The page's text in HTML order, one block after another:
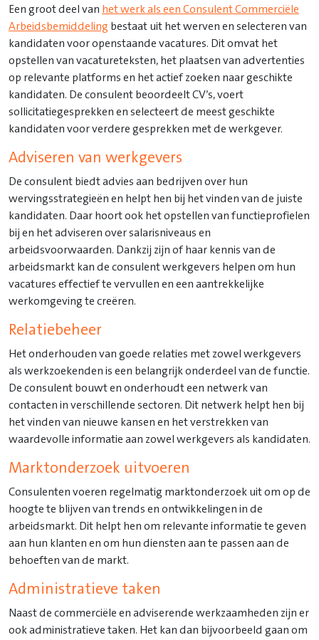
Een groot deel van het werk als een Consulent Commerciële
Arbeidsbemiddeling bestaat uit het werven en selecteren van
kandidaten voor openstaande vacatures. Dit omvat het
opstellen van vacatureteksten, het plaatsen van advertenties
op relevante platforms en het actief zoeken naar geschikte
kandidaten. De consulent beoordeelt CV’s, voert
sollicitatiegesprekken en selecteert de meest geschikte
kandidaten voor verdere gesprekken met de werkgever.
Adviseren van werkgevers
De consulent biedt advies aan bedrijven over hun
wervingsstrategieën en helpt hen bij het vinden van de juiste
kandidaten. Daar hoort ook het opstellen van functieprofielen
bij en het adviseren over salarisniveaus en
arbeidsvoorwaarden. Dankzij zijn of haar kennis van de
arbeidsmarkt kan de consulent werkgevers helpen om hun
vacatures effectief te vervullen en een aantrekkelijke
werkomgeving te creëren.
Relatiebeheer
Het onderhouden van goede relaties met zowel werkgevers
als werkzoekenden is een belangrijk onderdeel van de functie.
De consulent bouwt en onderhoudt een netwerk van
contacten in verschillende sectoren. Dit netwerk helpt hen bij
het vinden van nieuwe kansen en het verstrekken van
waardevolle informatie aan zowel werkgevers als kandidaten.
Marktonderzoek uitvoeren
Consulenten voeren regelmatig marktonderzoek uit om op de
hoogte te blijven van trends en ontwikkelingen in de
arbeidsmarkt. Dit helpt hen om relevante informatie te geven
aan hun klanten en om hun diensten aan te passen aan de
behoeften van de markt.
Administratieve taken
Naast de commerciële en adviserende werkzaamheden zijn er
ook administratieve taken. Het kan dan bijvoorbeeld gaan om